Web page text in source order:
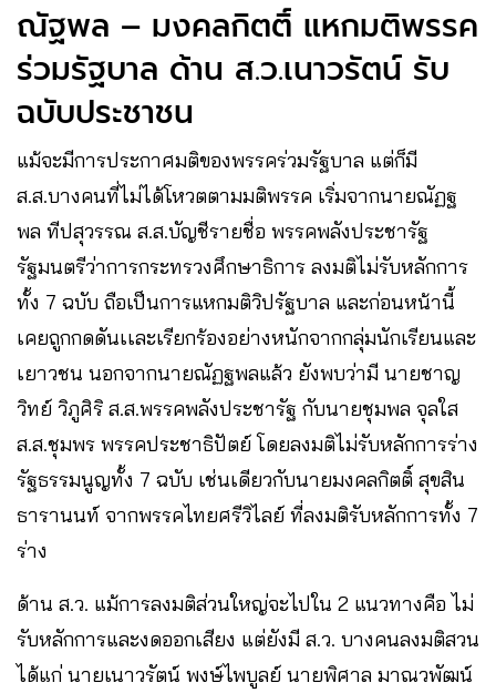
ณัฐพล – มงคลกิตติ์ แหกมติพรรค
ร่วมรัฐบาล ด้าน ส.ว.เนาวรัตน์ รับ
ฉบับประชาชน
แม้จะมีการประกาศมติของพรรคร่วมรัฐบาล แต่ก็มี
ส.ส.บางคนที่ไม่ได้โหวตตามมติพรรค เริ่มจากนายณัฏฐ
พล ทีปสุวรรณ ส.ส.บัญชีรายชื่อ พรรคพลังประชารัฐ
รัฐมนตรีว่าการกระทรวงศึกษาธิการ ลงมติไม่รับหลักการ
ทั้ง 7 ฉบับ ถือเป็นการแหกมติวิปรัฐบาล และก่อนหน้านี้
เคยถูกกดดันเเละเรียกร้องอย่างหนักจากกลุ่มนักเรียนและ
เยาวชน นอกจากนายณัฏฐพลแล้ว ยังพบว่ามี นายชาญ
วิทย์ วิภูศิริ ส.ส.พรรคพลังประชารัฐ กับนายชุมพล จุลใส
ส.ส.ชุมพร พรรคประชาธิปัตย์ โดยลงมติไม่รับหลักการร่าง
รัฐธรรมนูญทั้ง 7 ฉบับ เช่นเดียวกับนายมงคลกิตติ์ สุขสิน
ธารานนท์ จากพรรคไทยศรีวิไลย์ ที่ลงมติรับหลักการทั้ง 7
ร่าง
ด้าน ส.ว. แม้การลงมติส่วนใหญ่จะไปใน 2 แนวทางคือ ไม่
รับหลักการและงดออกเสียง แต่ยังมี ส.ว. บางคนลงมติสวน
ได้แก่ นายเนาวรัตน์ พงษ์ไพบูลย์ นายพิศาล มาณวพัฒน์